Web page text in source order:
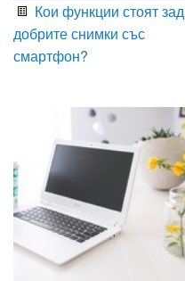
Кои функции стоят зад
добрите снимки със
смартфон?